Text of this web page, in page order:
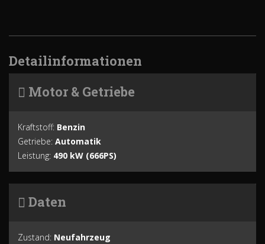
Detailinformationen
Motor & Getriebe
Kraftstoff: Benzin
Getriebe: Automatik
Leistung: 490 kW (666PS)
Daten
Zustand: Neufahrzeug